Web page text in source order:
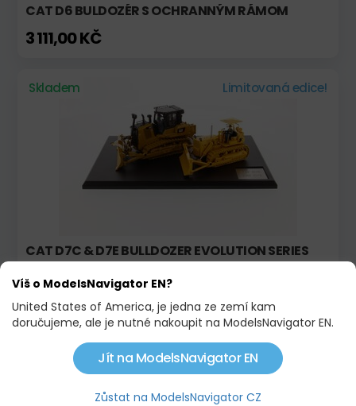
CAT D6 BULDOZÉR S OCHRANNÝM RÁMOM
3 111,00 KČ
Skladem Limitovaná edice!
CAT D7C & D7E BULLDOZER EVOLUTION SERIES
4 386,00 KČ
Skladem
Víš o ModelsNavigator EN?
United States of America, je jedna ze zemí kam
doručujeme, ale je nutné nakoupit na ModelsNavigator EN.
Jít na ModelsNavigator EN
Zůstat na ModelsNavigator CZ